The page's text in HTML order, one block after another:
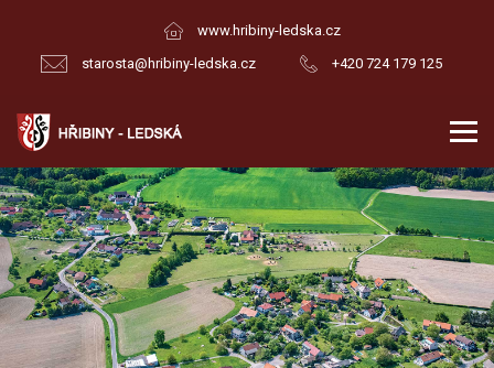
www.hribiny-ledska.cz
starosta@hribiny-ledska.cz
+420 724 179 125